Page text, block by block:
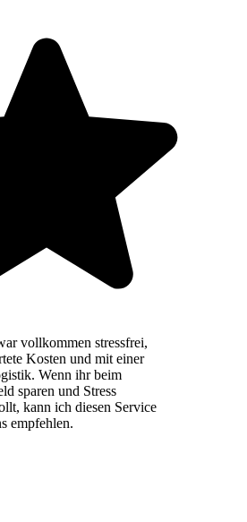
vollkommen stressfrei,
Kosten und mit einer
Wenn ihr beim
sparen und Stress
kann ich diesen Service
empfehlen.